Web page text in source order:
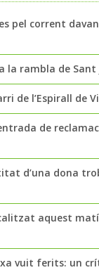
pel corrent
rambla de Sant
de l’Espirall de
de
d’una dona
aquest
vuit ferits: un